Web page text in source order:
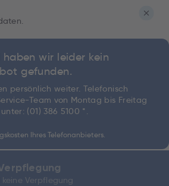
haben wir leider kein
gefunden.
persönlich weiter. Telefonisch
Team von Montag bis Freitag
(01) 386 5100 *.
Ihres Telefonanbieters.
Verpflegung